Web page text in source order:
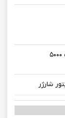
باتری لیتیوم‌-پلیمر با ظرفیت ۵۰۰۰